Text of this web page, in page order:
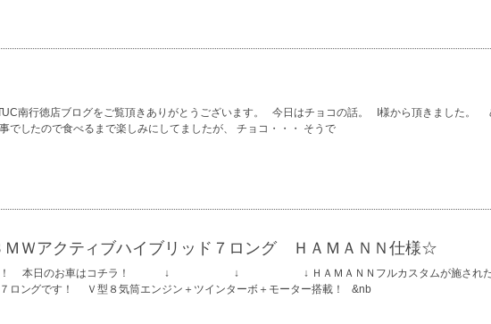
南行徳店ブログをご覧頂きありがとうございます。 今日はチョコの話。 I様から頂きました。
でしたので食べるまで楽しみにしてましたが、 チョコ・・・ そうで
Ｗアクティブハイブリッド７ロング ＨＡＭＡＮＮ仕様☆
す！ 本日のお車はコチラ！ ↓ ↓ ↓ ＨＡＭＡＮＮフルカスタムが施された
ロングです！ Ｖ型８気筒エンジン＋ツインターボ＋モーター搭載！ &nb